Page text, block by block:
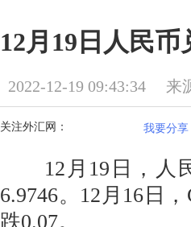
12月19日人民
2022-12-19 09:43:34 来
关注外汇网： 我要分享
12月19日，人民
6.9746。12月16日
跌0.07。